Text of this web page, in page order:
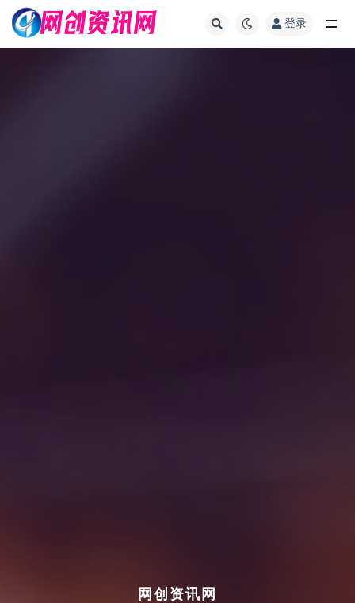
登录
网创资讯网